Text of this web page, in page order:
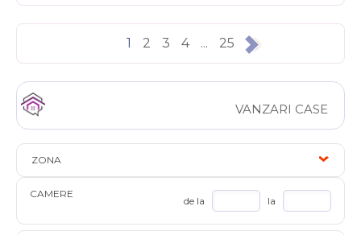
VANZARI CASE
ZONA
CAMERE
de la la
1 2 3 4 ... 25